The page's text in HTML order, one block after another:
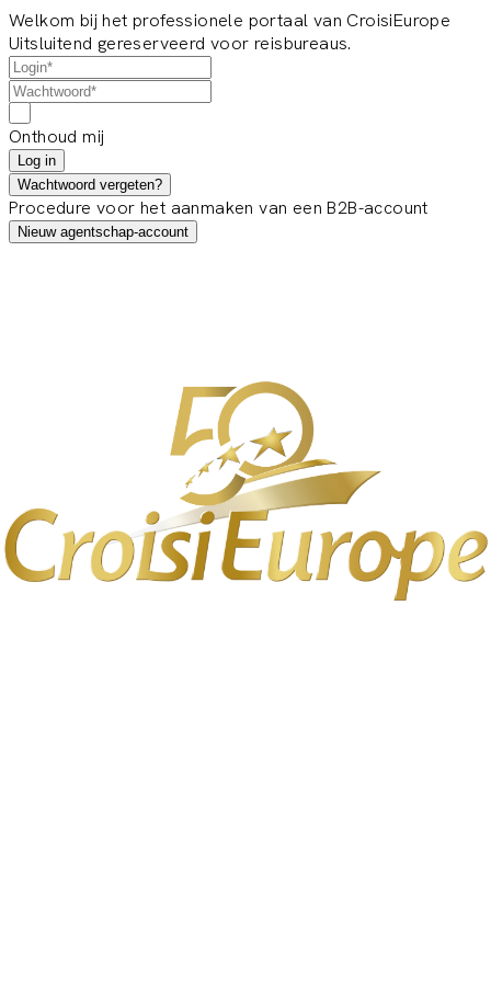
Welkom bij het professionele portaal van CroisiEurope
Uitsluitend gereserveerd voor reisbureaus.
Onthoud mij
Log in
Wachtwoord vergeten?
Procedure voor het aanmaken van een B2B-account
Nieuw agentschap-account